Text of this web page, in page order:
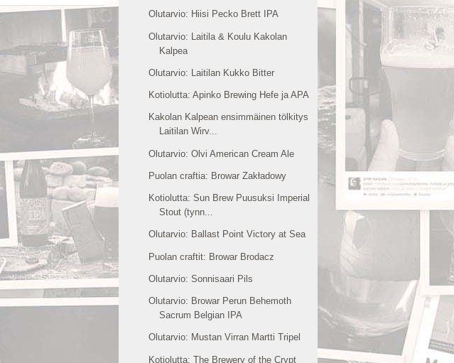
Olutarvio: Hiisi Pecko Brett IPA
Olutarvio: Laitila & Koulu Kakolan
Kalpea
Olutarvio: Laitilan Kukko Bitter
Kotiolutta: Apinko Brewing Hefe ja APA
Kakolan Kalpean ensimmäinen tölkitys
Laitilan Wirv...
Olutarvio: Olvi American Cream Ale
Puolan craftia: Browar Zakładowy
Kotiolutta: Sun Brew Puusuksi Imperial
Stout (tynn...
Olutarvio: Ballast Point Victory at Sea
Puolan craftit: Browar Brodacz
Olutarvio: Sonnisaari Pils
Olutarvio: Browar Perun Behemoth
Sacrum Belgian IPA
Olutarvio: Mustan Virran Martti Tripel
Kotiolutta: The Brewery of the Crypt